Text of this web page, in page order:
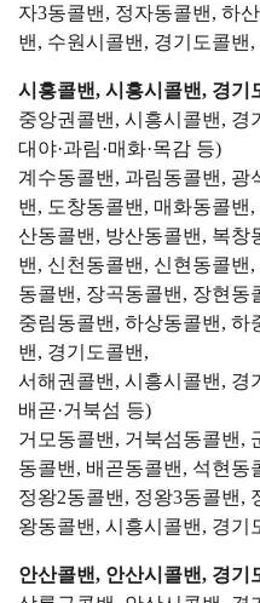
자3동콜밴, 정자동콜밴, 하
밴, 수원시콜밴, 경기도콜밴,
시흥콜밴, 시흥시콜밴, 경기
중앙권콜밴, 시흥시콜밴, 경
대야·과림·매화·목감 등)
계수동콜밴, 과림동콜밴, 광
밴, 도창동콜밴, 매화동콜밴
산동콜밴, 방산동콜밴, 복창
밴, 신천동콜밴, 신현동콜밴
동콜밴, 장곡동콜밴, 장현동
중림동콜밴, 하상동콜밴, 하
밴, 경기도콜밴,
서해권콜밴, 시흥시콜밴, 경
배곧·거북섬 등)
거모동콜밴, 거북섬동콜밴,
동콜밴, 배곧동콜밴, 석현동
정왕2동콜밴, 정왕3동콜밴,
왕동콜밴, 시흥시콜밴, 경기
안산콜밴, 안산시콜밴, 경기